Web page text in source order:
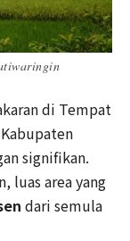
di Tempat
signifikan.
luas area yang
dari semula